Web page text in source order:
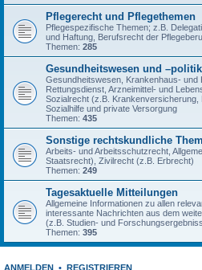
Pflegerecht und Pflegethemen
Pflegespezifische Themen; z.B.
und Haftung, Berufsrecht der
Themen: 285
Gesundheitswesen und –politik
Gesundheitswesen, Krankenhaus- und
Rettungsdienst, Arzneimittel- und
Sozialrecht (z.B. Krankenversicherung,
Sozialhilfe und private Versorgung
Themen: 435
Sonstige rechtskundliche
Arbeits- und Arbeitsschutzrecht,
Staatsrecht), Zivilrecht (z.B. Erbrecht)
Themen: 249
Tagesaktuelle Mitteilungen
Allgemeine Informationen zu allen
interessante Nachrichten aus dem
(z.B. Studien- und
Themen: 395
ANMELDEN • REGISTRIEREN